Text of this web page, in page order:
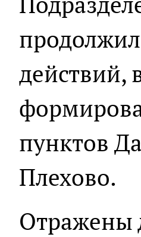
действий,
пунктов
Плехово.
Отражены